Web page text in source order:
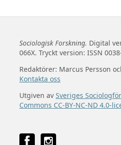
Sociologisk Forskning. Digital
066X. Tryckt version: ISSN
Redaktörer: Marcus Persson
Kontakta oss
Utgiven av Sveriges
Commons CC-BY-NC-ND 4.0-